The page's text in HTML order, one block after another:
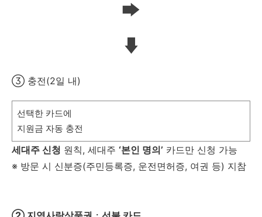
③ 충전(2일 내)
선택한 카드에
지원금 자동 충전
세대주 신청 원칙, 세대주 ‘본인 명의’ 카드만 신청 가능
※ 방문 시 신분증(주민등록증, 운전면허증, 여권 등) 지참